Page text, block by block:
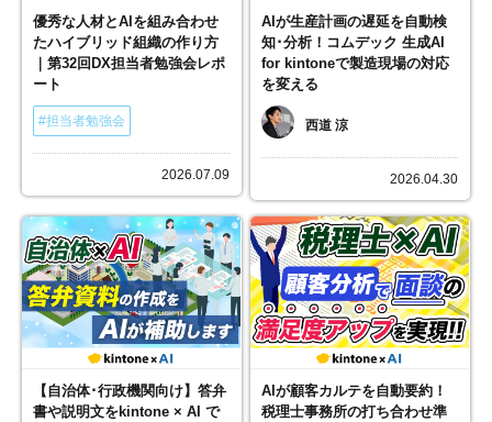
優秀な人材とAIを組み合わせ
たハイブリッド組織の作り方
｜第32回DX担当者勉強会レポ
ート
#担当者勉強会
2026.07.09
AIが生産計画の遅延を自動検
知･分析！コムデック 生成AI
for kintoneで製造現場の対応
を変える
西道 涼
2026.04.30
【自治体･行政機関向け】答弁
書や説明文をkintone × AI で
AIが顧客カルテを自動要約！
税理士事務所の打ち合わせ準